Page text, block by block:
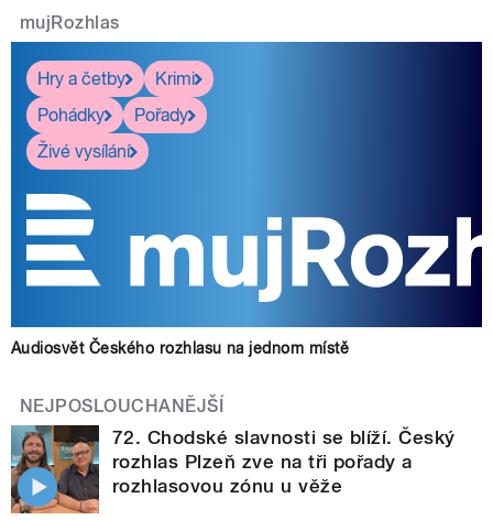
mujRozhlas
Hry a četby
Krimi
Pohádky
Pořady
Živé vysílání
Audiosvět Českého rozhlasu na jednom místě
NEJPOSLOUCHANĚJŠÍ
72. Chodské slavnosti se blíží. Český
rozhlas Plzeň zve na tři pořady a
rozhlasovou zónu u věže